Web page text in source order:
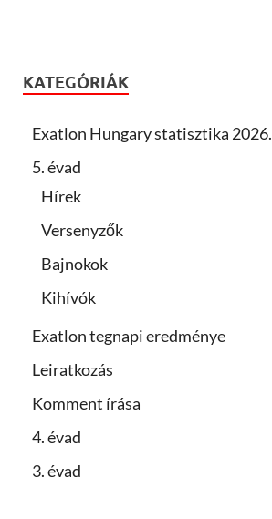
KATEGÓRIÁK
Exatlon Hungary statisztika 2026.
5. évad
Hírek
Versenyzők
Bajnokok
Kihívók
Exatlon tegnapi eredménye
Leiratkozás
Komment írása
4. évad
3. évad